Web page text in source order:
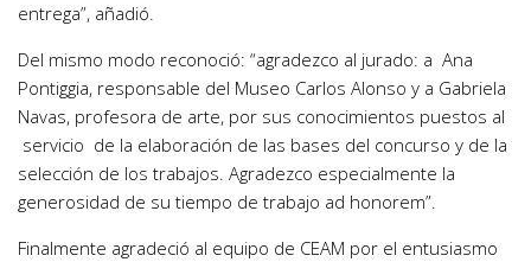
entrega”, añadió.
Del mismo modo reconoció: “agradezco al jurado: a Ana
Pontiggia, responsable del Museo Carlos Alonso y a Gabriela
Navas, profesora de arte, por sus conocimientos puestos al
servicio de la elaboración de las bases del concurso y de la
selección de los trabajos. Agradezco especialmente la
generosidad de su tiempo de trabajo ad honorem”.
Finalmente agradeció al equipo de CEAM por el entusiasmo